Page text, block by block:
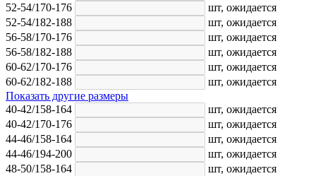
52-54/170-176
шт, ожидается
52-54/182-188
шт, ожидается
56-58/170-176
шт, ожидается
56-58/182-188
шт, ожидается
60-62/170-176
шт, ожидается
60-62/182-188
шт, ожидается
Показать другие размеры
40-42/158-164
шт, ожидается
40-42/170-176
шт, ожидается
44-46/158-164
шт, ожидается
44-46/194-200
шт, ожидается
48-50/158-164
шт, ожидается